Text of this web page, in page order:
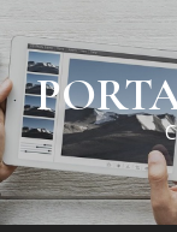
Skip
to
content